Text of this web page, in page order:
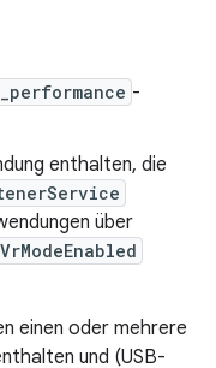
-
enthalten, die
über
einen oder mehrere
und (USB-